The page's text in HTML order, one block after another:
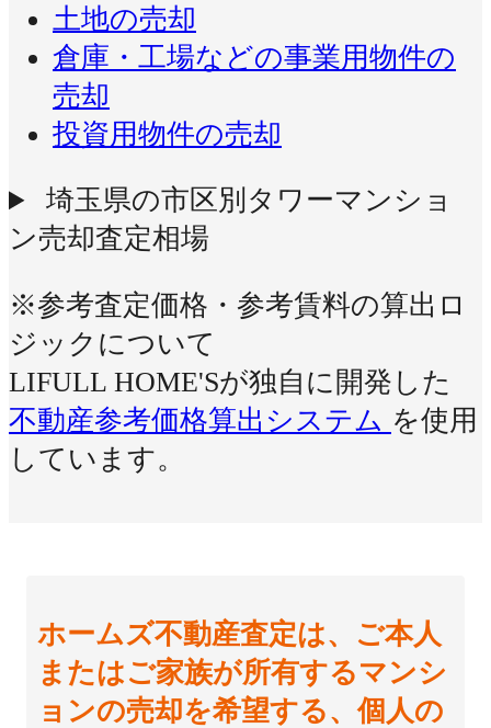
土地の売却
倉庫・工場などの事業用物件の
売却
投資用物件の売却
埼玉県の市区別タワーマンショ
ン売却査定相場
※参考査定価格・参考賃料の算出ロ
ジックについて
LIFULL HOME'Sが独自に開発した
不動産参考価格算出システム を使用
しています。
ホームズ不動産査定は、ご本人
またはご家族が所有するマンシ
ョンの売却を希望する、個人の